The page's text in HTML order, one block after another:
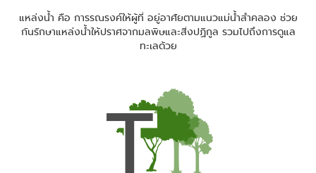
แหล่งน้ำ คือ การรณรงค์ให้ผู้ที่ อยู่อาศัยตามแนวแม่น้ำลำคลอง ช่วย
กันรักษาแหล่งน้ำให้ปราศจากมลพิษและสิ่งปฏิกูล รวมไปถึงการดูแล
ทะเลด้วย